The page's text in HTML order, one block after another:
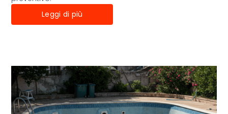
Leggi di più